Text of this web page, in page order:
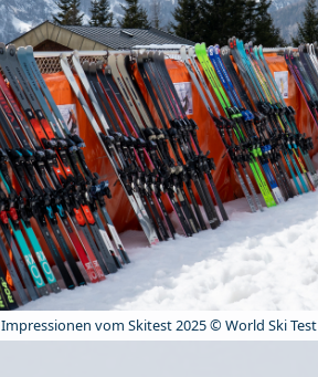
Impressionen vom Skitest 2025 © World Ski Test